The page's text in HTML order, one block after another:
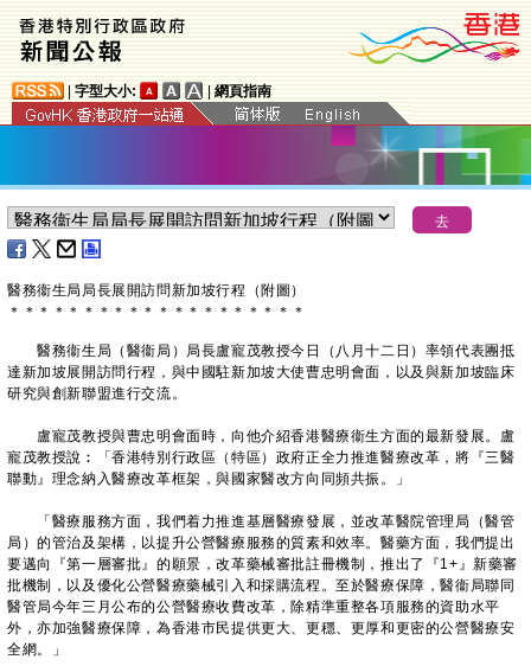
字型大小: 網頁指南
醫務衞生局局長展開訪問新加坡行程（附圖）
＊ ＊ ＊ ＊ ＊ ＊ ＊ ＊ ＊ ＊ ＊ ＊ ＊ ＊ ＊ ＊ ＊ ＊ ＊ ＊
醫務衞生局（醫衞局）局長盧寵茂教授今日（八月十二日）率領代表團抵
達新加坡展開訪問行程，與中國駐新加坡大使曹忠明會面，以及與新加坡臨床
研究與創新聯盟進行交流。
盧寵茂教授與曹忠明會面時，向他介紹香港醫療衞生方面的最新發展。盧
寵茂教授說︰「香港特別行政區（特區）政府正全力推進醫療改革，將『三醫
聯動』理念納入醫療改革框架，與國家醫改方向同頻共振。」
「醫療服務方面，我們着力推進基層醫療發展，並改革醫院管理局（醫管
局）的管治及架構，以提升公營醫療服務的質素和效率。醫藥方面，我們提出
要邁向『第一層審批』的願景，改革藥械審批註冊機制，推出了『1+』新藥審
批機制，以及優化公營醫療藥械引入和採購流程。至於醫療保障，醫衞局聯同
醫管局今年三月公布的公營醫療收費改革，除精準重整各項服務的資助水平
外，亦加強醫療保障，為香港市民提供更大、更穩、更厚和更密的公營醫療安
全網。」